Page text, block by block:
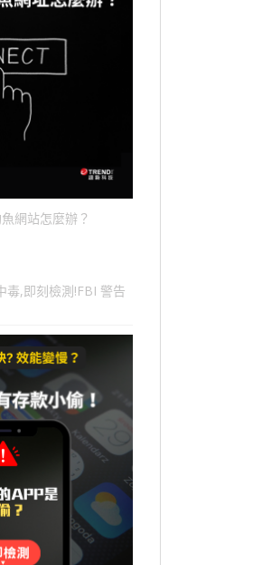
網站怎麼辦？
毒,即刻檢測!FBI 警告